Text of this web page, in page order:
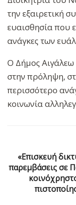
την εξαιρετική
ευαισθησία που
ανάγκες των
Ο Δήμος Αιγάλεω
στην πρόληψη,
περισσότερο
κοινωνία
«Επισκευή
παρεμβάσεις σε